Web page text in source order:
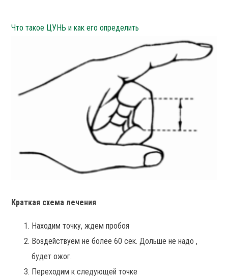
Что такое ЦУНЬ и как его определить
Краткая схема лечения
Находим точку, ждем пробоя
Воздействуем не более 60 сек. Дольше не надо ,
будет ожог.
Переходим к следующей точке